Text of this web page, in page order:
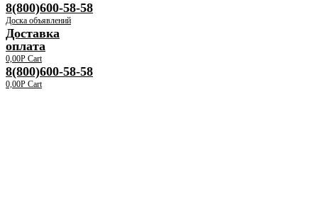
8(800)600-58-58
Доска объявлений
Доставка
оплата
0,00Р Cart
8(800)600-58-58
0,00Р Cart